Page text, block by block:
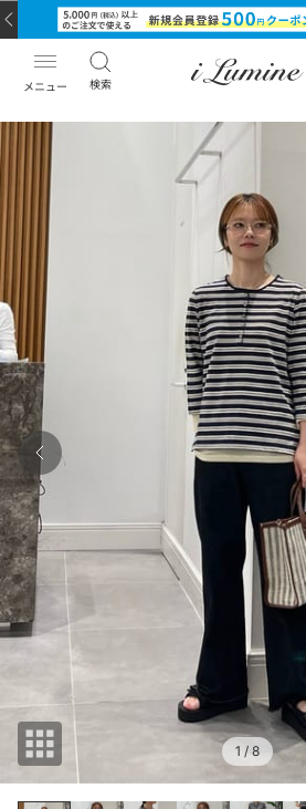
メニュー 検索
1 / 8